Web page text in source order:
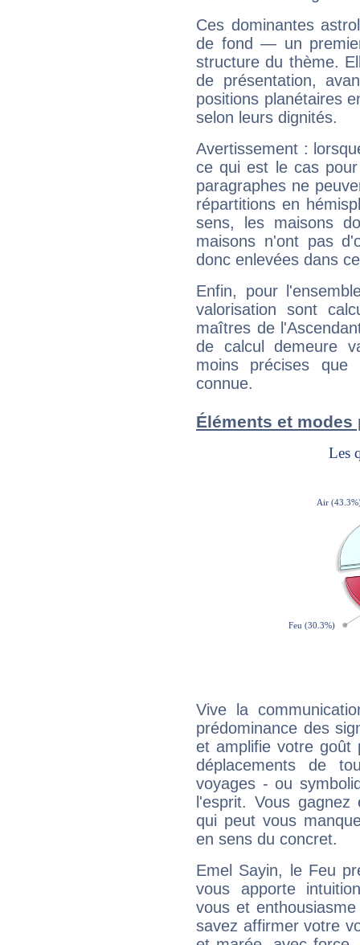
Ces dominantes
de fond — un
structure du thème.
de présentation,
positions planétaires
selon leurs dignités.
Avertissement :
ce qui est le cas
paragraphes ne
répartitions en
sens, les maisons
maisons n'ont pas
donc enlevées dans
Enfin, pour
valorisation sont
maîtres de
de calcul demeure
moins précises que
connue.
Éléments et modes
Vive la
prédominance des
et amplifie votre goût
déplacements de
voyages - ou
l'esprit. Vous
qui peut vous
en sens du concret.
Emel Sayin, le Feu
vous apporte
vous et
savez affirmer votre